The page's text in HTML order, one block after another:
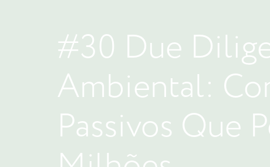
#30 Due
Ambiental:
Passivos Que